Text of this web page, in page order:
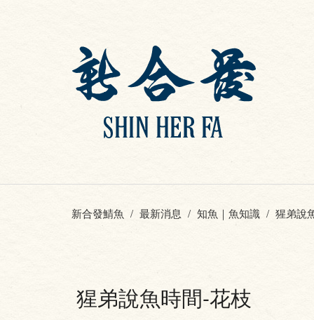
新合發鯖魚 最新消息 知魚｜魚知識 猩弟說
猩弟說魚時間-花枝